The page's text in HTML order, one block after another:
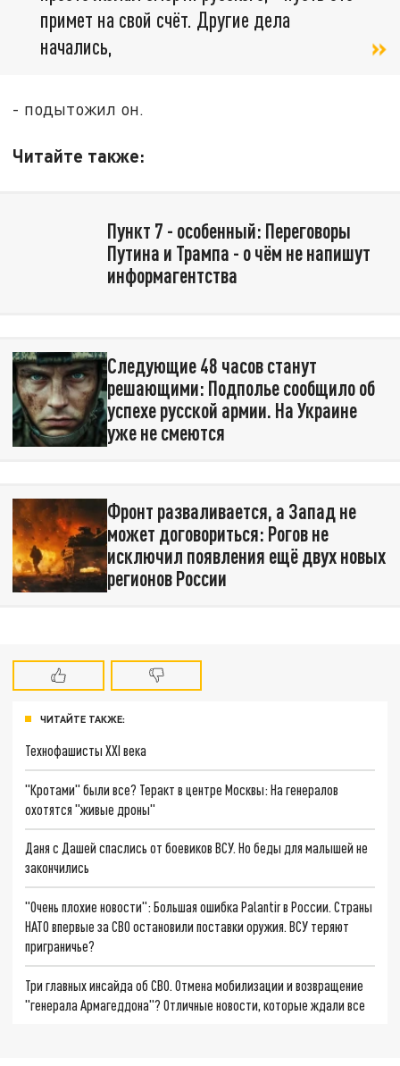
примет на свой счёт. Другие дела
начались,
- подытожил он.
Читайте также:
Пункт 7 - особенный: Переговоры
Путина и Трампа - о чём не напишут
информагентства
Следующие 48 часов станут
решающими: Подполье сообщило об
успехе русской армии. На Украине
уже не смеются
Фронт разваливается, а Запад не
может договориться: Рогов не
исключил появления ещё двух новых
регионов России
ЧИТАЙТЕ ТАКЖЕ:
Технофашисты XXI века
"Кротами" были все? Теракт в центре Москвы: На генералов
охотятся "живые дроны"
Даня с Дашей спаслись от боевиков ВСУ. Но беды для малышей не
закончились
"Очень плохие новости": Большая ошибка Palantir в России. Страны
НАТО впервые за СВО остановили поставки оружия. ВСУ теряют
приграничье?
Три главных инсайда об СВО. Отмена мобилизации и возвращение
"генерала Армагеддона"? Отличные новости, которые ждали все